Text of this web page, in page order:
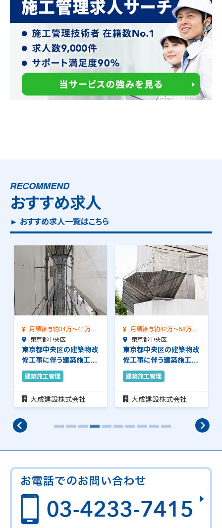
RECOMMEND
おすすめ求人
► おすすめ求人一覧はこちら
月額給与約34万～41万
（前職給与保証）…
東京都中央区
東京都中央区の建築物改
修工事に伴う建築施工管
理のお仕事です。…
建築施工管理
大成建設株式会社
月額給与約42万～58万
（前職給与保証）…
東京都中央区
東京都中央区の建築物改
修工事に伴う建築施工管
理のお仕事です。…
建築施工管理
大成建設株式会社